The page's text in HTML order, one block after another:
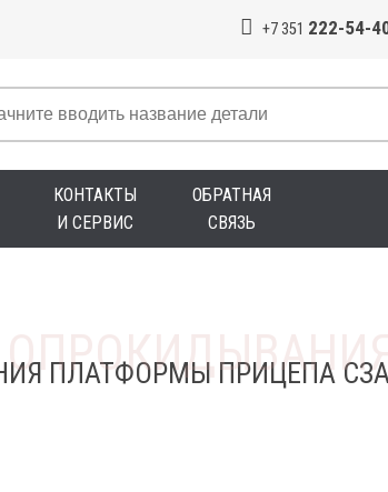
+7 351 222-54-
КОНТАКТЫ
И СЕРВИС
ОБРАТНАЯ
СВЯЗЬ
ПЛАТФОРМЫ ПРИЦЕПА